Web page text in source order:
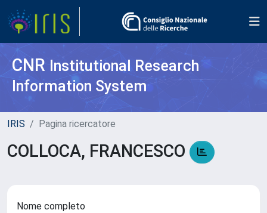
CNR Institutional Research
Information System
IRIS Pagina ricercatore
COLLOCA, FRANCESCO
Nome completo